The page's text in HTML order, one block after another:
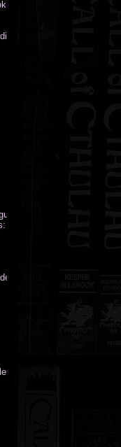
von Austin James
Símbolo arcano
los bosques